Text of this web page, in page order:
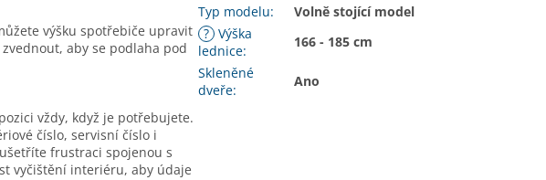
výšku spotřebiče upravit
aby se podlaha pod
vždy, když je potřebujete.
číslo, servisní číslo i
frustraci spojenou s
vyčištění interiéru, aby údaje
Typ modelu:
Volně stojící model
? Výška
lednice:
166 - 185 cm
Skleněné
dveře:
Ano